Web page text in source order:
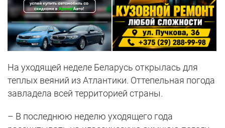
На уходящей неделе Беларусь открылась для
теплых веяний из Атлантики. Оттепельная погода
завладела всей территорией страны.
– В последнюю неделю уходящего года